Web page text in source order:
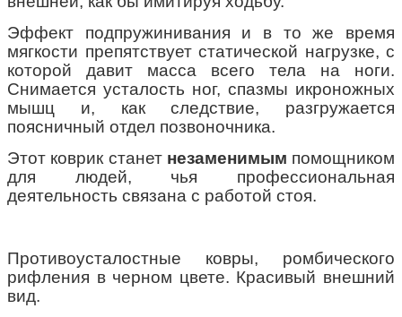
Эффект подпружинивания и в то же время
мягкости препятствует статической нагрузке, с
которой давит масса всего тела на ноги.
Снимается усталость ног, спазмы икроножных
мышц и, как следствие, разгружается
поясничный отдел позвоночника.
Этот коврик станет незаменимым помощником
для людей, чья профессиональная
деятельность связана с работой стоя.
Противоусталостные ковры, ромбического
рифления в черном цвете. Красивый внешний
вид.